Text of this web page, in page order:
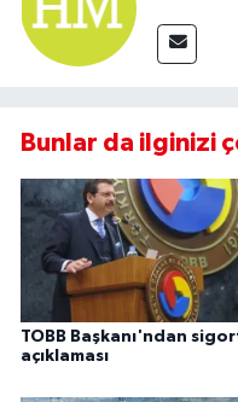
Bunlar da ilginizi
TOBB Başkanı'ndan
açıklaması